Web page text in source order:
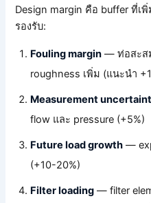
Design margin คือ buffer ที่เ
รองรับ:
Fouling margin — ท่อสะส
roughness เพิ่ม (แนะนำ
Measurement
flow และ pressure (+5%)
Future load growth —
(+10-20%)
Filter loading — filter